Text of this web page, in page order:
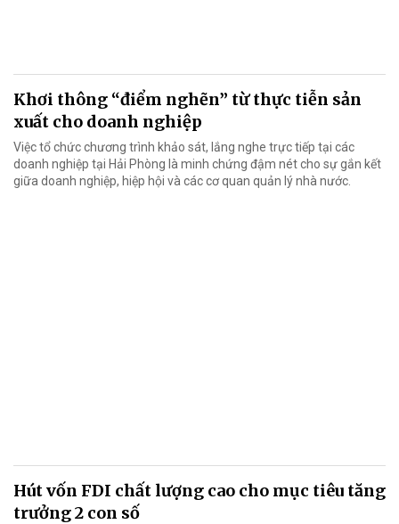
Khơi thông “điểm nghẽn” từ thực tiễn sản
xuất cho doanh nghiệp
Việc tổ chức chương trình khảo sát, lắng nghe trực tiếp tại các
doanh nghiệp tại Hải Phòng là minh chứng đậm nét cho sự gắn kết
giữa doanh nghiệp, hiệp hội và các cơ quan quản lý nhà nước.
Hút vốn FDI chất lượng cao cho mục tiêu tăng
trưởng 2 con số